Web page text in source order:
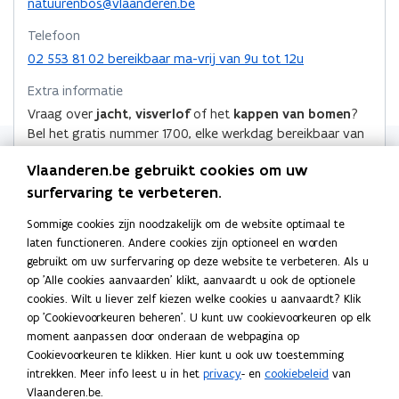
h
a
v
o
r
N
t
u
r
e
n
B
o
s
)
h
a
p
v
o
r
N
t
u
r
e
n
B
o
s
)
n
n
i
u
w
v
n
s
t
e
r
r
k
l
m
b
o
d
n
e
u
v
e
n
t
e
t
n
n
e
u
w
e
n
t
e
r
natuurenbos@vlaanderen.be
Telefoon
02 553 81 02 bereikbaar ma-vrij van 9u tot 12u
Extra informatie
Vraag over jacht, visverlofof het kappen van bomen?
Bel het gratis nummer 1700, elke werkdag bereikbaar van
Vraag over eenander thema ? Bel Agentschap voor
Natuur en Bos op het nummer 02 553 81 02, elke werkdag
Adres
Agentschap voor Natuur en Bos
Herman Teirlinckgebouw
Havenlaan 88, 1000 Brussel, België
Routeplanner
o
p
e
n
Postadres
Agentschap voor Natuur en Bos
Vlaanderen.be gebruikt cookies om uw
surfervaring te verbeteren.
Sommige cookies zijn noodzakelijk om de website optimaal te
laten functioneren. Andere cookies zijn optioneel en worden
gebruikt om uw surfervaring op deze website te verbeteren. Als u
op 'Alle cookies aanvaarden' klikt, aanvaardt u ook de optionele
cookies. Wilt u liever zelf kiezen welke cookies u aanvaardt? Klik
op 'Cookievoorkeuren beheren'. U kunt uw cookievoorkeuren op elk
moment aanpassen door onderaan de webpagina op
Cookievoorkeuren te klikken. Hier kunt u ook uw toestemming
intrekken. Meer info leest u in het privacy- en cookiebeleid van
Vlaanderen.be.